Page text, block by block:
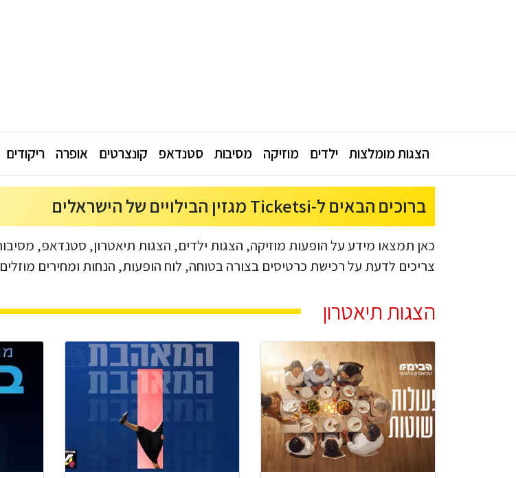
הצגות מומלצות ילדים מוזיקה מסיבות סטנדאפ קונצרטים אופרה ריקודים
ברוכים הבאים ל-Ticketsi מגזין הבילויים של הישראלים
כאן תמצאו מידע על הופעות מוזיקה, הצגות ילדים, הצגות תיאטרון, סטנדאפ,
צריכים לדעת על רכישת כרטיסים בצורה בטוחה, לוח הופעות, הנחות ומחירים
הצגות תיאטרון